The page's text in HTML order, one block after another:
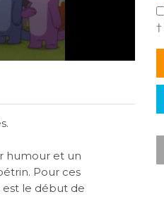
†
humour et un
Pour ces
est le début de